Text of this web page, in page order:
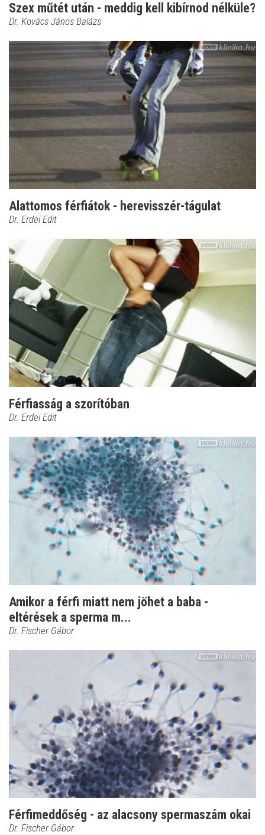
Szex műtét után - meddig kell kibírnod nélküle?
Dr. Kovács János Balázs
Alattomos férfiátok - herevisszér-tágulat
Dr. Erdei Edit
Férfiasság a szorítóban
Dr. Erdei Edit
Amikor a férfi miatt nem jöhet a baba -
eltérések a sperma m...
Dr. Fischer Gábor
Férfimeddőség - az alacsony spermaszám okai
Dr. Fischer Gábor